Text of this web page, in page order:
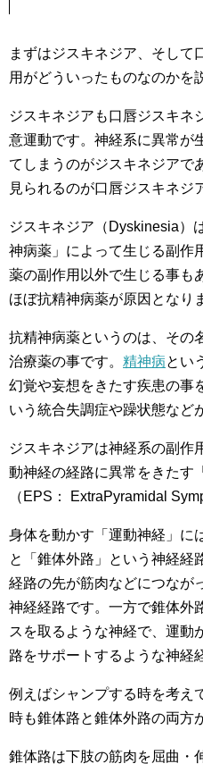
まずはジスキネジア、そして
用がどういったものなのかを
ジスキネジアも口唇ジスキネ
意運動です。神経系に異常が
てしまうのがジスキネジアで
見られるのが口唇ジスキネジ
ジスキネジア（Dyskinesia）
神病薬」によって生じる副作
薬の副作用以外で生じる事も
ほぼ抗精神病薬が原因となり
抗精神病薬というのは、その
治療薬の事です。 精神病とい
幻覚や妄想をきたす疾患の事
いう統合失調症や躁状態など
ジスキネジアは神経系の副作
動神経の経路に異常をきたす
（EPS： ExtraPyramidal
身体を動かす「運動神経」に
と「錐体外路」という神経経
経路の先が筋肉などにつなが
神経経路です。一方で錐体外
スを取るような神経で、運動
路をサポートするような神経
例えばシャンプする時を考え
時も錐体路と錐体外路の両方
錐体路は下肢の筋肉を屈曲・